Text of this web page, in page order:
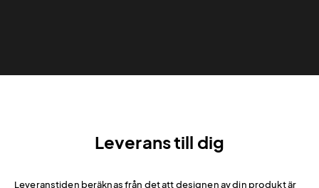
Leverans till dig
Leveranstiden beräknas från det att designen av din produkt är